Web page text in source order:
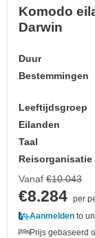
Komodo
Darwin
Duur
Bestemmingen
Leeftijdsgroep
Eilanden
Taal
Reisorganisatie
Vanaf €10.043
€8.284 per
Aanmelden to
Prijs gebaseerd